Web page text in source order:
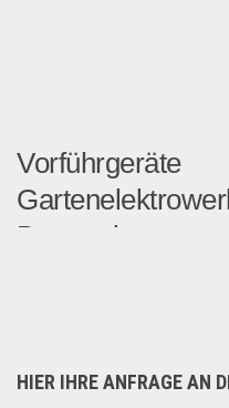
Vorführgeräte
Baumarkt
HIER IHRE ANFRAGE AN